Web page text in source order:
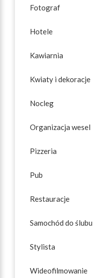
Fotograf
Hotele
Kawiarnia
Kwiaty i dekoracje
Nocleg
Organizacja wesel
Pizzeria
Pub
Restauracje
Samochód do ślubu
Stylista
Wideofilmowanie